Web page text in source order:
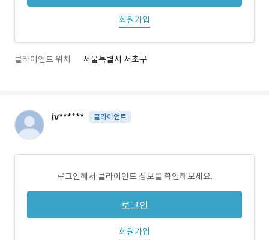
회원가입
클라이언트 위치 서울특별시 서초구
iv****** 클라이언트
로그인해서 클라이언트 정보를 확인해보세요.
로그인
회원가입